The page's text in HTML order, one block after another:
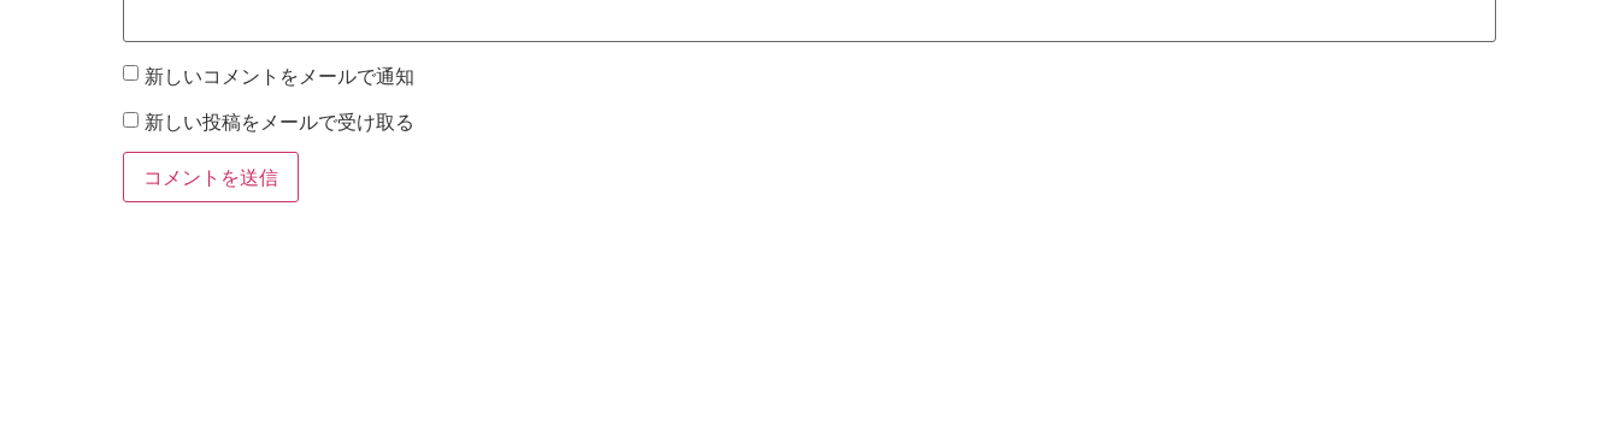
新しいコメントをメールで通知
新しい投稿をメールで受け取る